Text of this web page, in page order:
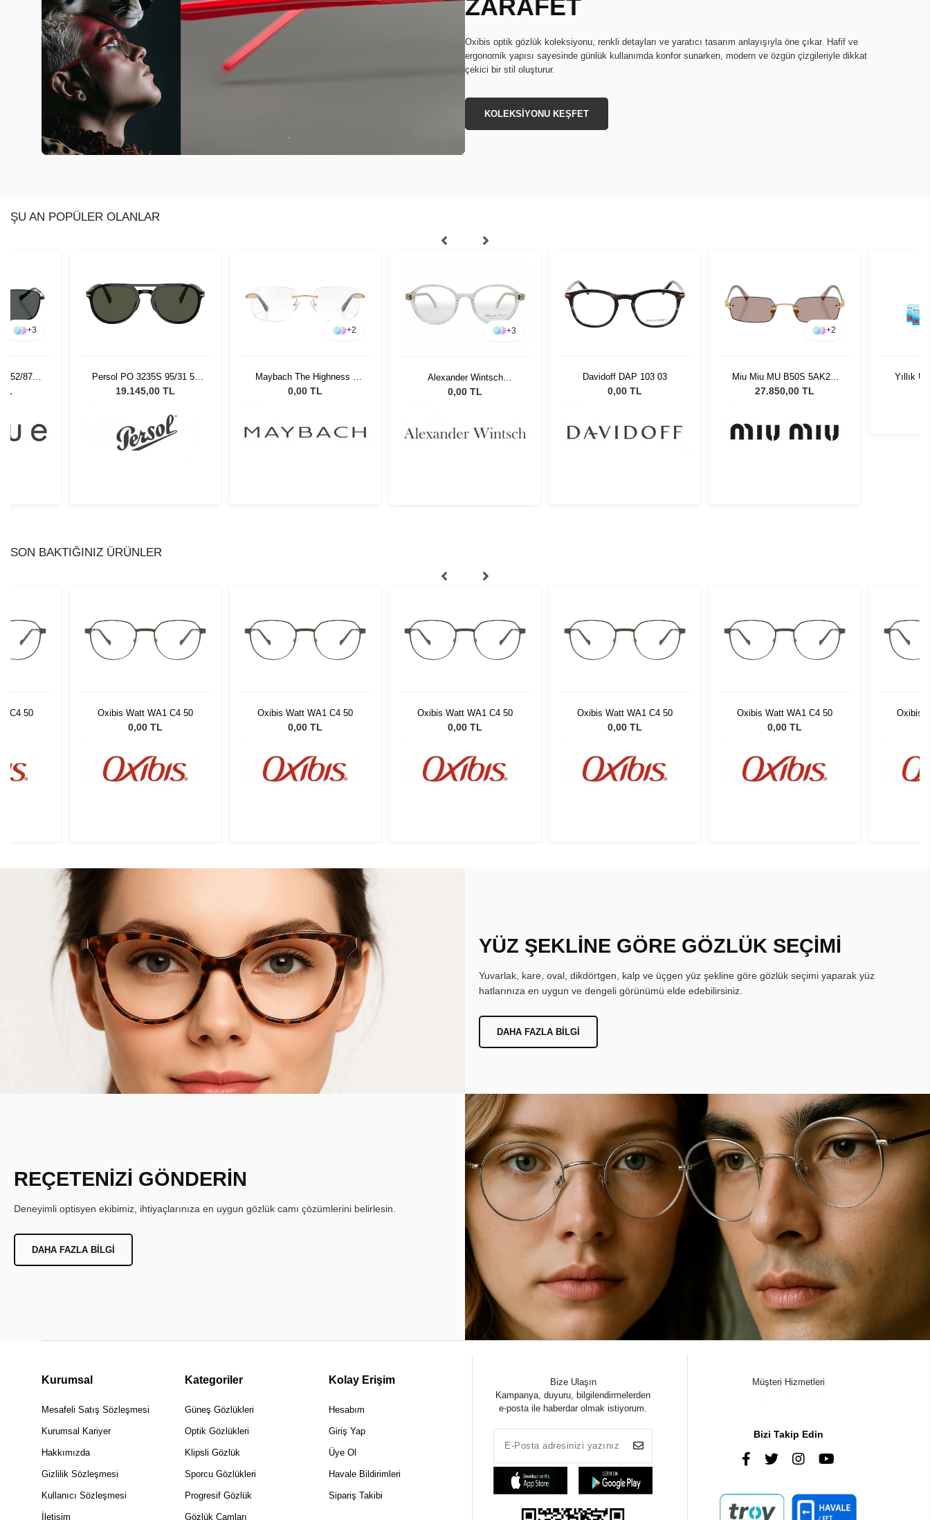
ZARAFET
Oxibis optik gözlük koleksiyonu, renkli detayları ve yaratıcı tasarım anlayışıyla öne çıkar. Hafif ve
ergonomik yapısı sayesinde günlük kullanımda konfor sunarken, modern ve özgün çizgileriyle dikkat
çekici bir stil oluşturur.
KOLEKSİYONU KEŞFET
ŞU AN POPÜLER OLANLAR
+3
352/87 -
Persol PO 3235S 95/31 55
Unisex Güneş Gözlüğü
19.145,00 TL
+2
Maybach The Highness I
MG-HAS-Z65 56-17
0,00 TL
+3
Alexander Wintsch
AW20155 C2
0,00 TL
Davidoff DAP 103 03
0,00 TL
+2
Miu Miu MU B50S 5AK20I
52 Kadın Güneş Gözlüğü
27.850,00 TL
Yıllık
SON BAKTIĞINIZ ÜRÜNLER
C4 50 Oxibis Watt WA1 C4 50
0,00 TL
Oxibis Watt WA1 C4 50
0,00 TL
Oxibis Watt WA1 C4 50
0,00 TL
Oxibis Watt WA1 C4 50
0,00 TL
Oxibis Watt WA1 C4 50
0,00 TL
Oxibis
YÜZ ŞEKLİNE GÖRE GÖZLÜK SEÇİMİ
Yuvarlak, kare, oval, dikdörtgen, kalp ve üçgen yüz şekline göre gözlük seçimi yaparak yüz
hatlarınıza en uygun ve dengeli görünümü elde edebilirsiniz.
DAHA FAZLA BILGI
REÇETENİZİ GÖNDERİN
Deneyimli optisyen ekibimiz, ihtiyaçlarınıza en uygun gözlük camı çözümlerini belirlesin.
DAHA FAZLA BILGI
Kurumsal
Mesafeli Satış Sözleşmesi
Kurumsal Kariyer
Hakkımızda
Gizlilik Sözleşmesi
Kullanıcı Sözleşmesi
İletişim
Kategoriler
Güneş Gözlükleri
Optik Gözlükleri
Klipsli Gözlük
Sporcu Gözlükleri
Progresif Gözlük
Gözlük Camları
Kolay Erişim
Hesabım
Giriş Yap
Üye Ol
Havale Bildirimleri
Sipariş Takibi
Bize Ulaşın
Kampanya, duyuru, bilgilendirmelerden
e-posta ile haberdar olmak istiyorum.
Müşteri Hizmetleri
Bizi Takip Edin